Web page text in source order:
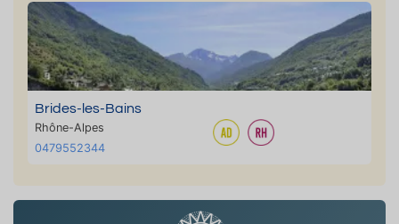
Brides-les-Bains
Rhône-Alpes
0479552344